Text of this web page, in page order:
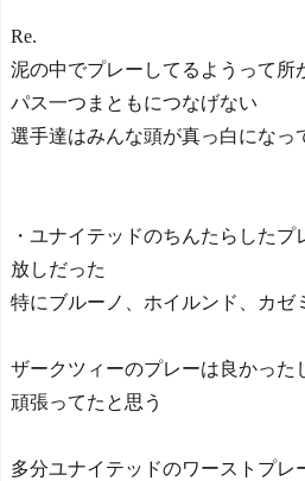
Re.
泥の中でプレーしてるようって所
パス一つまともにつなげない
選手達はみんな頭が真っ白になっ
・ユナイテッドのちんたらした
放しだった
特にブルーノ、ホイルンド、カゼ
ザークツィーのプレーは良かった
頑張ってたと思う
多分ユナイテッドのワーストプレ